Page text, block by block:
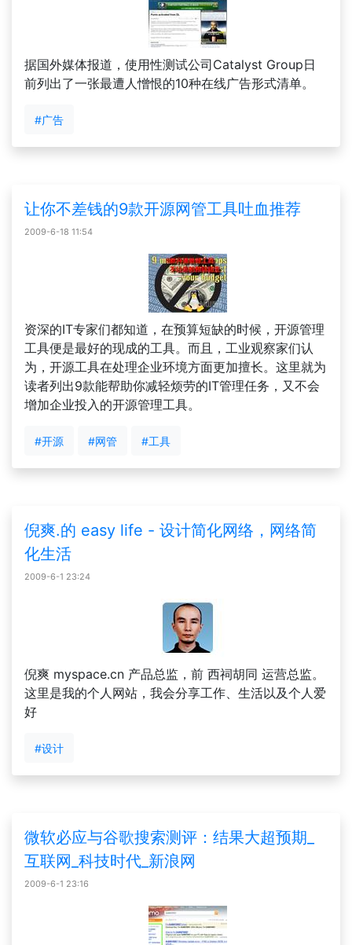
据国外媒体报道，使用性测试公司Catalyst Group日
前列出了一张最遭人憎恨的10种在线广告形式清单。
#广告
让你不差钱的9款开源网管工具吐血推荐
2009-6-18 11:54
资深的IT专家们都知道，在预算短缺的时候，开源管理
工具便是最好的现成的工具。而且，工业观察家们认
为，开源工具在处理企业环境方面更加擅长。这里就为
读者列出9款能帮助你减轻烦劳的IT管理任务，又不会
增加企业投入的开源管理工具。
#开源 #网管 #工具
倪爽.的 easy life - 设计简化网络，网络简
化生活
2009-6-1 23:24
倪爽 myspace.cn 产品总监，前 西祠胡同 运营总监。
这里是我的个人网站，我会分享工作、生活以及个人爱
好
#设计
微软必应与谷歌搜索测评：结果大超预期_
互联网_科技时代_新浪网
2009-6-1 23:16